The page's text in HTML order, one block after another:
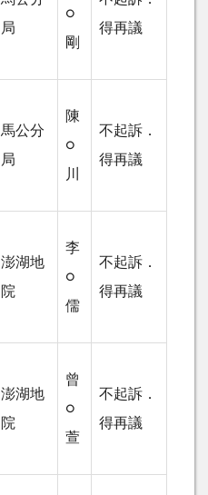
局
○
剛
得再議
馬公分
局
陳
○
川
不起訴．
得再議
澎湖地
院
李
○
儒
不起訴．
得再議
澎湖地
院
曾
○
萱
不起訴．
得再議